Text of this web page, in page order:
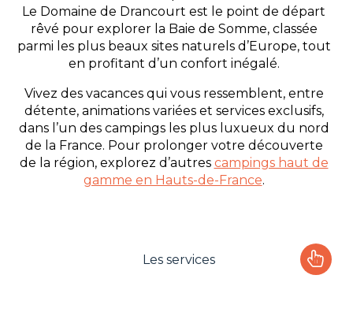
Le Domaine de Drancourt est le point de départ
rêvé pour explorer la Baie de Somme, classée
parmi les plus beaux sites naturels d’Europe, tout
en profitant d’un confort inégalé.
Vivez des vacances qui vous ressemblent, entre
détente, animations variées et services exclusifs,
dans l’un des campings les plus luxueux du nord
de la France. Pour prolonger votre découverte
de la région, explorez d’autres campings haut de
gamme en Hauts-de-France.
Les services